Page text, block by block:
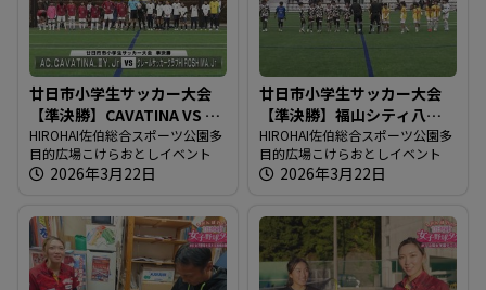
廿日市小学生サッカー大会
【準決勝】CAVATINA VS ク
レール広島
HIROHAI佐伯総合スポーツ公園多
目的広場こけらおとしイベント
2026年3月22日
廿日市小学生サッカー大会
【準決勝】福山シティ八幡
VS 安芸府中
HIROHAI佐伯総合スポーツ公園多
目的広場こけらおとしイベント
2026年3月22日